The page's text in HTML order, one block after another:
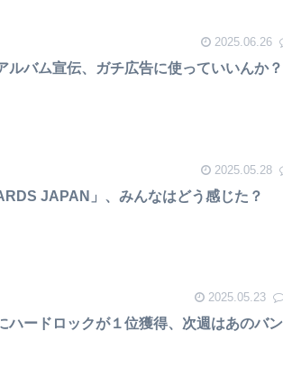
2025.06.26
バム宣伝、ガチ広告に使っていいんか？
2025.05.28
JAPAN」、みんなはどう感じた？
2025.05.23
ハードロックが１位獲得、次週はあのバン